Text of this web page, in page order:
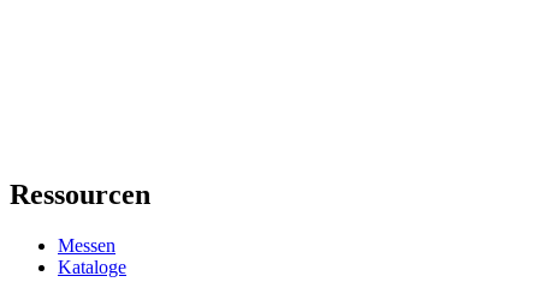
Ressourcen
Messen
Kataloge